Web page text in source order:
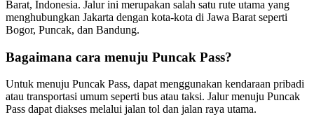
Barat, Indonesia. Jalur ini merupakan salah satu rute utama yang
menghubungkan Jakarta dengan kota-kota di Jawa Barat seperti
Bogor, Puncak, dan Bandung.
Bagaimana cara menuju Puncak Pass?
Untuk menuju Puncak Pass, dapat menggunakan kendaraan pribadi
atau transportasi umum seperti bus atau taksi. Jalur menuju Puncak
Pass dapat diakses melalui jalan tol dan jalan raya utama.